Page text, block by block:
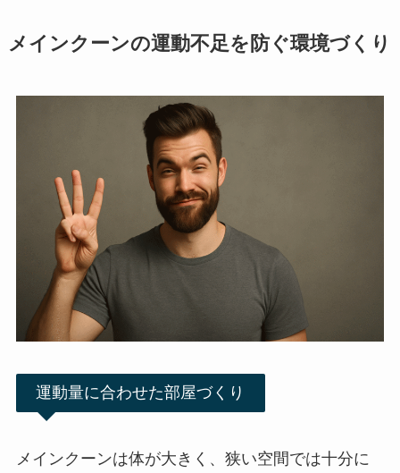
メインクーンの運動不足を防ぐ環境づくり
運動量に合わせた部屋づくり
メインクーンは体が大きく、狭い空間では十分に